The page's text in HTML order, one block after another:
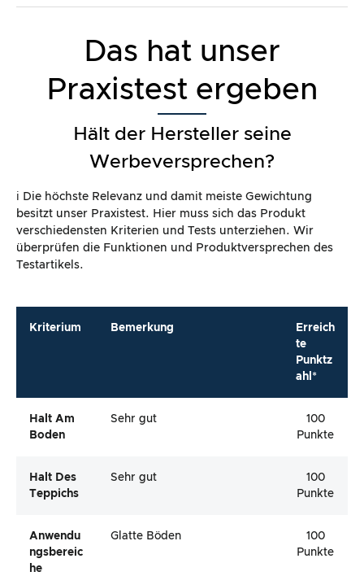
Das hat unser
Praxistest ergeben
Hält der Hersteller seine
Werbeversprechen?
ℹ️ Die höchste Relevanz und damit meiste Gewichtung
besitzt unser Praxistest. Hier muss sich das Produkt
verschiedensten Kriterien und Tests unterziehen. Wir
überprüfen die Funktionen und Produktversprechen des
Testartikels.
Kriterium Bemerkung
Erreich
te
Punktz
ahl*
Halt Am
Boden
Sehr gut
100
Punkte
Halt Des
Teppichs
Sehr gut
100
Punkte
Anwendu
Ngsbereic
He
Glatte Böden
100
Punkte